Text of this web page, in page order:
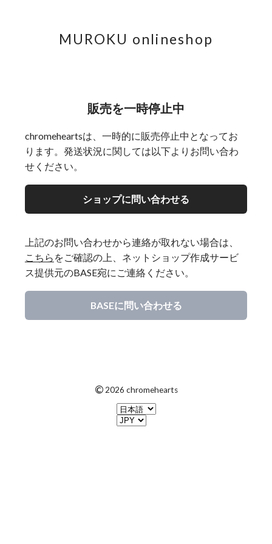
MUROKU onlineshop
販売を一時停止中
chromeheartsは、一時的に販売停止中となってお
ります。発送状況に関しては以下よりお問い合わ
せください。
ショップに問い合わせる
上記のお問い合わせから連絡が取れない場合は、
こちら をご確認の上、ネットショップ作成サービ
ス提供元のBASE宛にご連絡ください。
BASEに問い合わせる
© 2026 chromehearts